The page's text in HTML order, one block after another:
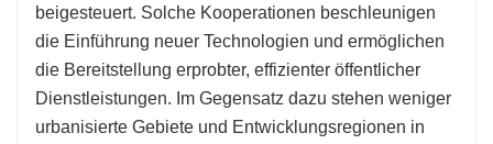
beigesteuert. Solche Kooperationen beschleunigen
die Einführung neuer Technologien und ermöglichen
die Bereitstellung erprobter, effizienter öffentlicher
Dienstleistungen. Im Gegensatz dazu stehen weniger
urbanisierte Gebiete und Entwicklungsregionen in